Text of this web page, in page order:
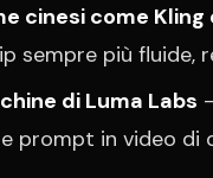
cinesi come Kling
sempre più fluide,
di Luma Labs
prompt in video di